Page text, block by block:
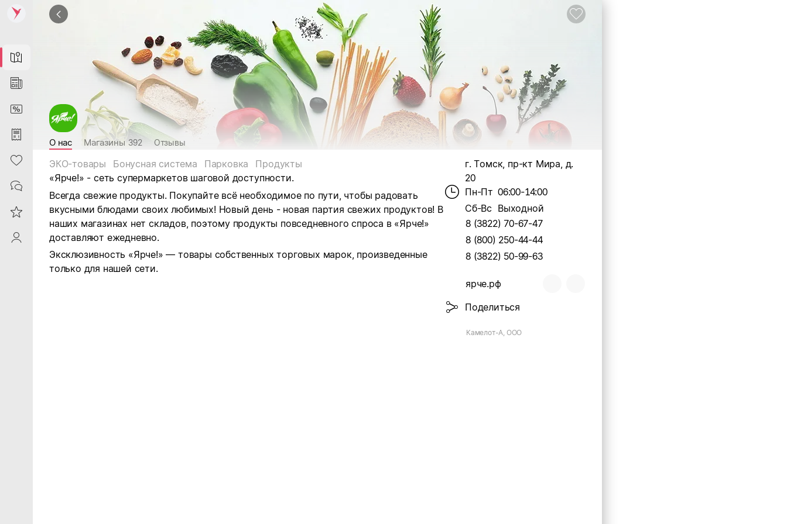
Map
News
DiscountCard
Purchases
Heart
Contacts
Reviews
ProfileSaby
О нас Магазины 392 Отзывы
ЭКО-товары Бонусная система Парковка
Продукты
«Ярче!» - сеть супермаркетов шаговой доступности.
Всегда свежие продукты. Покупайте всё необходимое по пути, чтобы радовать
вкусными блюдами своих любимых! Новый день - новая партия свежих продуктов! В
наших магазинах нет складов, поэтому продукты повседневного спроса в «Ярче!»
доставляют ежедневно.
Эксклюзивность «Ярче!» — товары собственных торговых марок, произведенные
только для нашей сети.
г. Томск, пр-кт Мира, д.
20
Пн-Пт 06:00-14:00
Сб-Вс Выходной
8 (3822) 70-67-47
8 (800) 250-44-44
8 (3822) 50-99-63
ярче.рф
Поделиться
Камелот-А, ООО